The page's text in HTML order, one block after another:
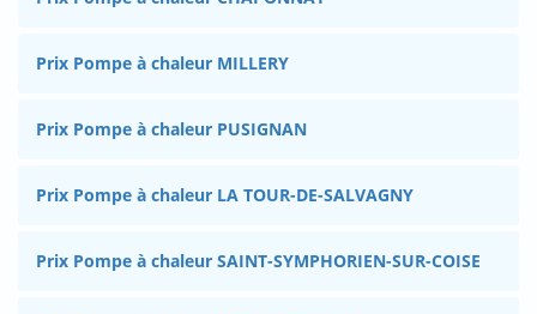
Prix Pompe à chaleur MILLERY
Prix Pompe à chaleur PUSIGNAN
Prix Pompe à chaleur LA TOUR-DE-SALVAGNY
Prix Pompe à chaleur SAINT-SYMPHORIEN-SUR-COISE